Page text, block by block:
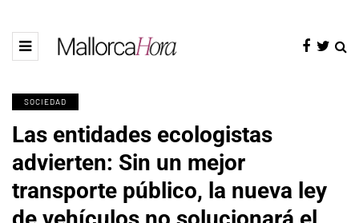
SOCIEDAD
Las entidades ecologistas
advierten: Sin un mejor
transporte público, la nueva ley